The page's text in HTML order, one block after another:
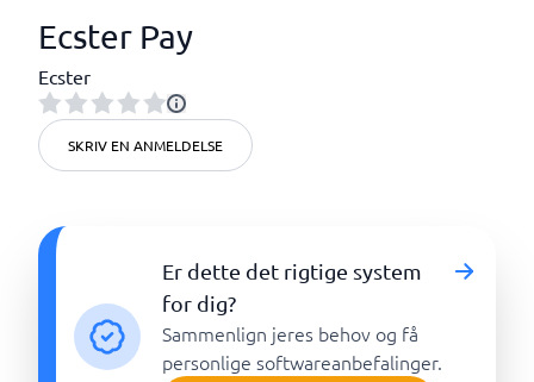
Ecster Pay
Ecster
SKRIV EN ANMELDELSE
Er dette det rigtige system
for dig?
Sammenlign jeres behov og få
personlige softwareanbefalinger.